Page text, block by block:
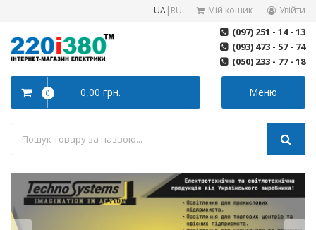
UA| RU Мій кошик Увійти
(097) 251 - 14 - 13
(093) 473 - 57 - 74
(050) 233 - 77 - 18
Меню
0 0,00 грн.